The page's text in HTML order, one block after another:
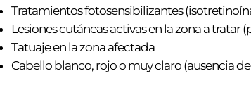
Tratamientos fotosensibilizantes
Lesiones cutáneas activas en la zona a tratar
Tatuaje en la zona afectada
Cabello blanco, rojo o muy claro (ausencia